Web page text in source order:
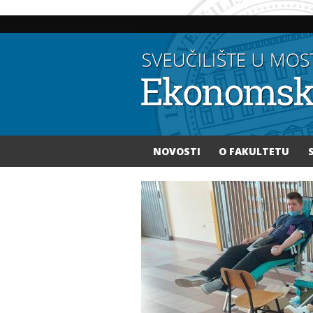
NOVOSTI O FAKULTETU
Vi ste ovdje